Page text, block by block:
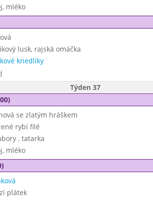
mléko
lusk, rajská omáčka
knedlíky
Týden 37
se zlatým hráškem
rybí filé
, tatarka
mléko
plátek